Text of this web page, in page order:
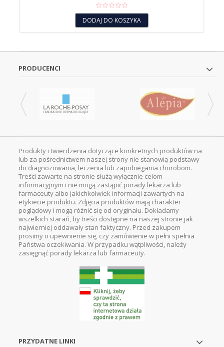
DODAJ DO KOSZYKA
PRODUCENCI
Produkty i twierdzenia dotyczące konkretnych produktów na
lub za pośrednictwem naszej strony nie stanowią podstawy
do diagnozowania, leczenia lub zapobiegania chorobom.
Treści zawarte na stronie służą wyłącznie celom
informacyjnym i nie mogą zastąpić porady lekarza lub
farmaceuty albo jakichkolwiek informacji zawartych na
etykiecie produktu. Zdjęcia produktów mają charakter
poglądowy i mogą różnić się od oryginału. Dokładamy
wszelkich starań, by treści dostępne na naszej stronie jak
najwierniej oddawały stan faktyczny. Przed zakupem
prosimy o upewnienie się, czy zamówienie w pełni spełnia
Państwa oczekiwania. W przypadku wątpliwości, należy
zasięgnąć porady lekarza lub farmaceuty.
PRZYDATNE LINKI